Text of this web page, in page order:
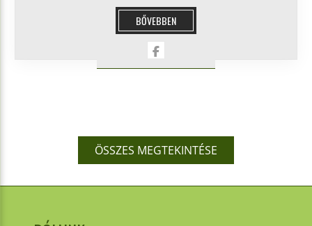
BŐVEBBEN
ÖSSZES MEGTEKINTÉSE